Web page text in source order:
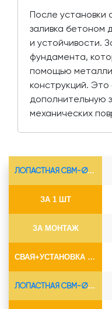
После установки
заливка бетоном
и устойчивости.
фундамента,
помощью
конструкций.
дополнительную
механических
ЛОПАСТНАЯ СВМ-Ø73*5.5
ЗА 1 ШТ
ЗА МОНТАЖ
СВАЯ+УСТАНОВКА (БЕЗ ОГОЛОВКА)
ЛОПАСТНАЯ СВМ-Ø89*6.5